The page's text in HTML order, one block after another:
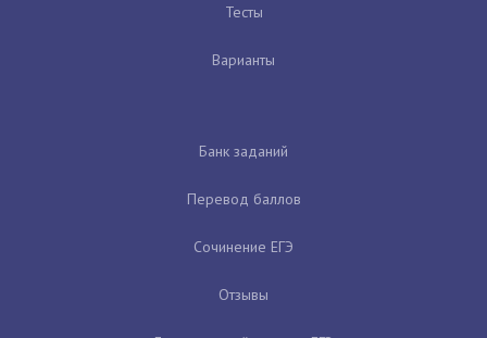
Тесты
Варианты
Банк заданий
Перевод баллов
Сочинение ЕГЭ
Отзывы